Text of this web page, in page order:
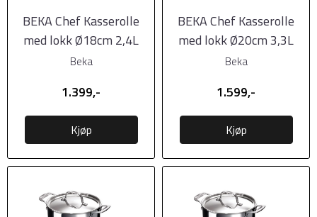
BEKA Chef Kasserolle
med lokk Ø18cm 2,4L
Beka
1.399,-
Kjøp
BEKA Chef Kasserolle
med lokk Ø20cm 3,3L
Beka
1.599,-
Kjøp